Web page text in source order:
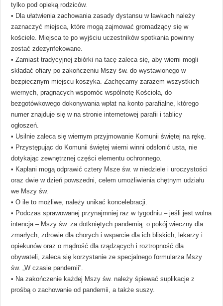
tylko pod opieką rodziców.
• Dla ułatwienia zachowania zasady dystansu w ławkach należy
zaznaczyć miejsca, które mogą zajmować gromadzący się w
kościele. Miejsca te po wyjściu uczestników spotkania powinny
zostać zdezynfekowane.
• Zamiast tradycyjnej zbiórki na tacę zaleca się, aby wierni mogli
składać ofiary po zakończeniu Mszy św. do wystawionego w
bezpiecznym miejscu koszyka. Zachęcamy zarazem wszystkich
wiernych, pragnących wspomóc wspólnotę Kościoła, do
bezgotówkowego dokonywania wpłat na konto parafialne, którego
numer znajduje się w na stronie internetowej parafii i tablicy
ogłoszeń.
• Usilnie zaleca się wiernym przyjmowanie Komunii świętej na rękę.
• Przystępując do Komunii świętej wierni winni odsłonić usta, nie
dotykając zewnętrznej części elementu ochronnego.
• Kapłani mogą odprawić cztery Msze św. w niedziele i uroczystości
oraz dwie w dzień powszedni, celem umożliwienia chętnym udziału
we Mszy św.
• O ile to możliwe, należy unikać koncelebracji.
• Podczas sprawowanej przynajmniej raz w tygodniu – jeśli jest wolna
intencja – Mszy św. za dotkniętych pandemią: o pokój wieczny dla
zmarłych, zdrowie dla chorych i wsparcie dla ich bliskich, lekarzy i
opiekunów oraz o mądrość dla rządzących i roztropność dla
obywateli, zaleca się korzystanie ze specjalnego formularza Mszy
św. „W czasie pandemii”.
• Na zakończenie każdej Mszy św. należy śpiewać suplikacje z
prośbą o zachowanie od pandemii, a także suszy.